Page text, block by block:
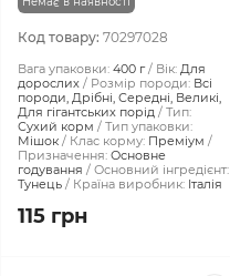
Код товару: 70297028
Вага упаковки: 400 г Вік: Для
дорослих
Розмір породи: Всі
породи, Дрібні, Середні, Великі,
Для гігантських порід
Тип:
Сухий корм
Тип упаковки:
Мішок
Клас корму: Преміум
Призначення: Основне
годування
Основний інгредієнт:
Тунець
Країна виробник: Італія
115 грн